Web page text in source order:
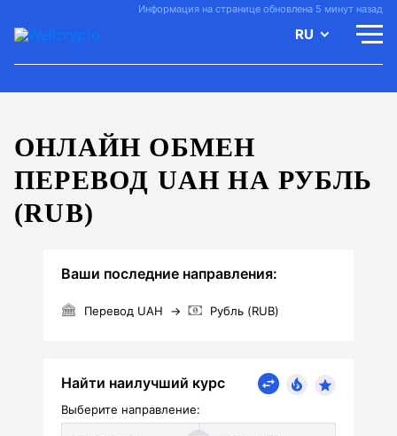
Информация на странице обновлена 5 минут назад
RU
ОНЛАЙН ОБМЕН
ПЕРЕВОД UAH НА РУБЛЬ
(RUB)
Ваши последние направления:
Перевод UAH → Рубль (RUB)
Найти наилучший курс
Выберите направление: